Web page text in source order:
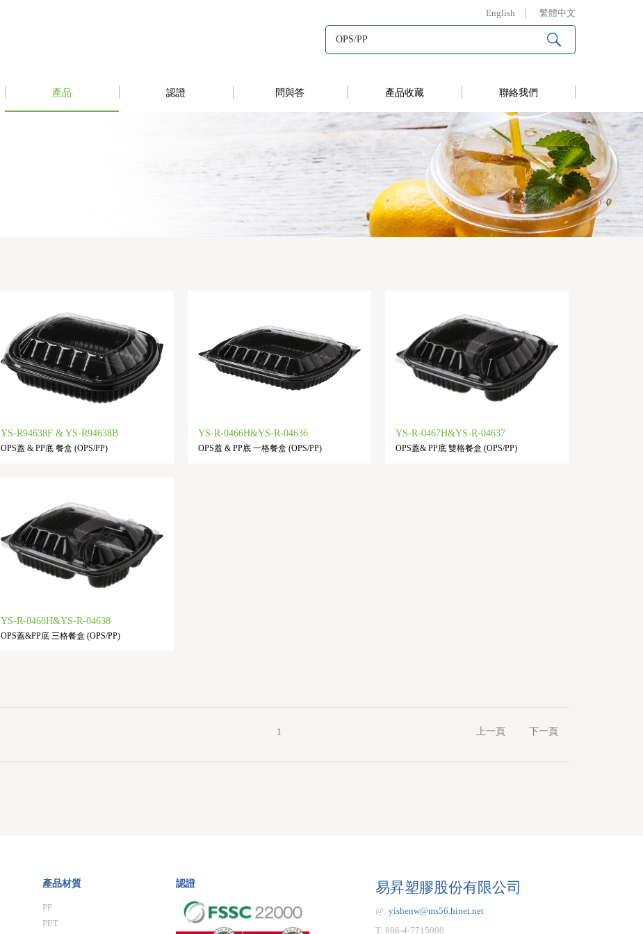
English 繁體中文
產品 認證 問與答 產品收藏 聯絡我們
YS-R94638F & YS-R94638B
OPS蓋 & PP底 餐盒 (OPS/PP)
YS-R-0466H&YS-R-04636
OPS蓋 & PP底 一格餐盒 (OPS/PP)
YS-R-0467H&YS-R-04637
OPS蓋& PP底 雙格餐盒 (OPS/PP)
YS-R-0468H&YS-R-04638
OPS蓋&PP底 三格餐盒 (OPS/PP)
1 上一頁 下一頁
產品材質
PP
PET
認證 易昇塑膠股份有限公司
@:yishenw@ms56.hinet.net
T: 886-4-7715000